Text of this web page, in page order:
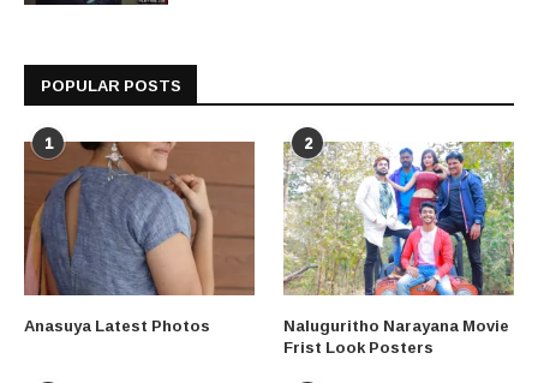
POPULAR POSTS
1
Anasuya Latest Photos
2
Naluguritho Narayana Movie
Frist Look Posters